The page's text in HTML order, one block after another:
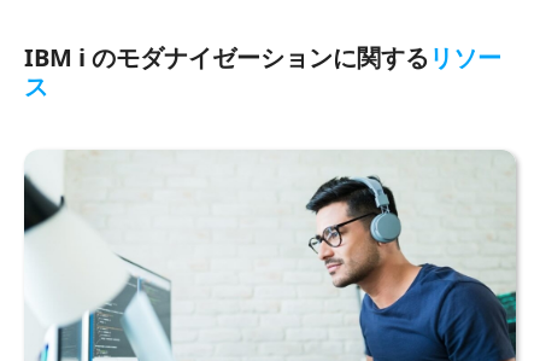
IBM i のモダナイゼーションに関するリソー
ス